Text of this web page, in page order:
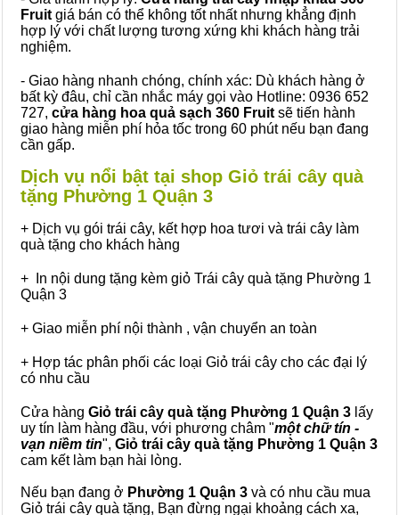
Fruit giá bán có thể không tốt nhất nhưng khẳng định
hợp lý với chất lượng tương xứng khi khách hàng trải
nghiệm.
- Giao hàng nhanh chóng, chính xác: Dù khách hàng ở
bất kỳ đâu, chỉ cần nhắc máy gọi vào Hotline: 0936 652
727, cửa hàng hoa quả sạch 360 Fruit sẽ tiến hành
giao hàng miễn phí hỏa tốc trong 60 phút nếu bạn đang
cần gấp.
Dịch vụ nổi bật tại shop Giỏ trái cây quà
tặng Phường 1 Quận 3
+ Dịch vụ gói trái cây, kết hợp hoa tươi và trái cây làm
quà tặng cho khách hàng
+ In nội dung tặng kèm giỏ Trái cây quà tặng Phường 1
Quận 3
+ Giao miễn phí nội thành , vận chuyển an toàn
+ Hợp tác phân phối các loại Giỏ trái cây cho các đại lý
có nhu cầu
Cửa hàng Giỏ trái cây quà tặng Phường 1 Quận 3 lấy
uy tín làm hàng đầu, với phương châm "một chữ tín -
vạn niềm tin", Giỏ trái cây quà tặng Phường 1 Quận 3
cam kết làm bạn hài lòng.
Nếu bạn đang ở Phường 1 Quận 3 và có nhu cầu mua
Giỏ trái cây quà tặng, Bạn đừng ngại khoảng cách xa,